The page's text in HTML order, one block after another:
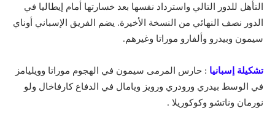
التأهل للدور التالي واسترداد نفسها بعد خسارتها أمام إيطاليا في
الدور نصف النهائي من النسخة الأخيرة. يضم الفريق الإسباني أوناي
سيمون وبيدرو وألفارو موراتا وغيرهم.
تشكيلة إسبانيا : حارس المرمى سيمون في الهجوم موراتا وويليامز
في الوسط بيدري ورودري ورويز ويامال في الدفاع كارفاخال ولو
نورمان وناتشو وكوكوريلا .